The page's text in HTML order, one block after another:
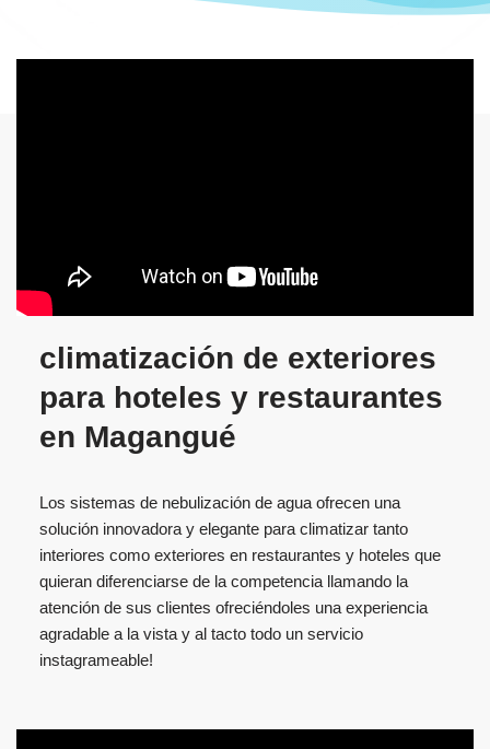
climatización de exteriores
para hoteles y restaurantes
en Magangué
Los sistemas de nebulización de agua ofrecen una
solución innovadora y elegante para climatizar tanto
interiores como exteriores en restaurantes y hoteles que
quieran diferenciarse de la competencia llamando la
atención de sus clientes ofreciéndoles una experiencia
agradable a la vista y al tacto todo un servicio
instagrameable!